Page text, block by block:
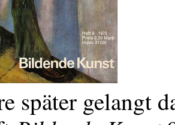
später gelangt